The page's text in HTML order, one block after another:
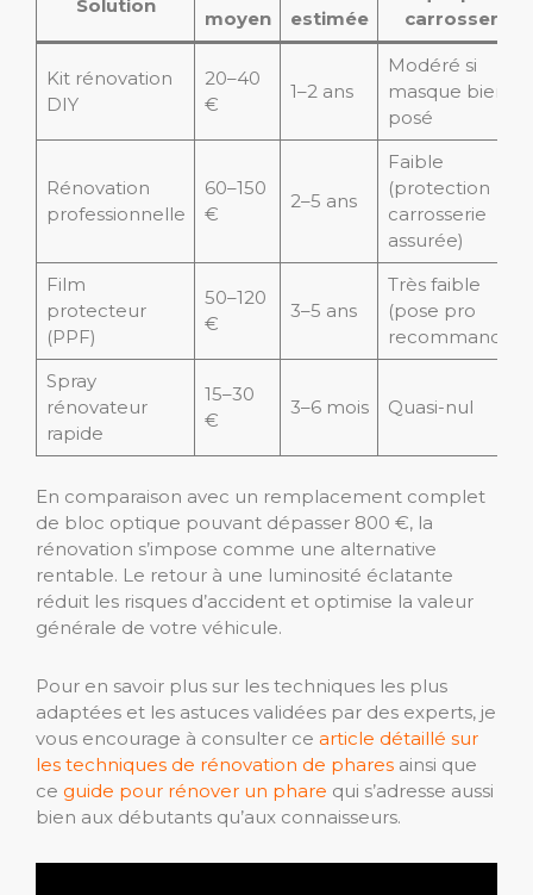
Solution
moyen
estimée
carrosserie
Kit rénovation
DIY
20–40
€
1–2 ans
Modéré si
masque bien
posé
Rénovation
professionnelle
60–150
€
2–5 ans
Faible
(protection
carrosserie
assurée)
Film
protecteur
(PPF)
50–120
€
3–5 ans
Très faible
(pose pro
recommandée)
Spray
rénovateur
rapide
15–30
€
3–6 mois Quasi-nul
En comparaison avec un remplacement complet
de bloc optique pouvant dépasser 800 €, la
rénovation s’impose comme une alternative
rentable. Le retour à une luminosité éclatante
réduit les risques d’accident et optimise la valeur
générale de votre véhicule.
Pour en savoir plus sur les techniques les plus
adaptées et les astuces validées par des experts, je
vous encourage à consulter ce article détaillé sur
les techniques de rénovation de phares ainsi que
ce guide pour rénover un phare qui s’adresse aussi
bien aux débutants qu’aux connaisseurs.